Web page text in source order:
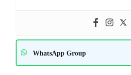
WhatsApp Group